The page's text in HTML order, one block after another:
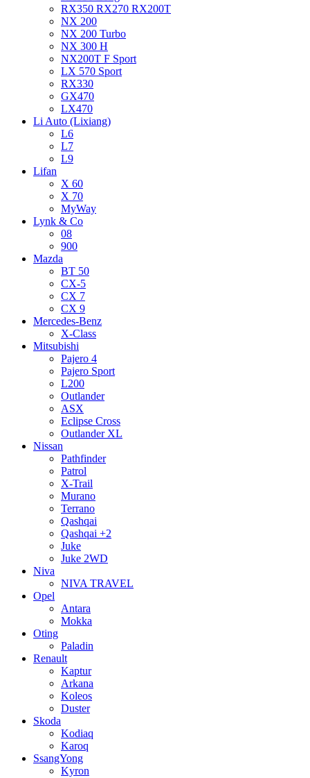
RX350 RX270 RX200T
NX 200
NX 200 Turbo
NX 300 H
NX200T F Sport
LX 570 Sport
RX330
GX470
LX470
Li Auto (Lixiang)
L6
L7
L9
Lifan
X 60
X 70
MyWay
Lynk & Co
08
900
Mazda
BT 50
CX-5
CX 7
CX 9
Mercedes-Benz
X-Class
Mitsubishi
Pajero 4
Pajero Sport
L200
Outlander
ASX
Eclipse Cross
Outlander XL
Nissan
Pathfinder
Patrol
X-Trail
Murano
Terrano
Qashqai
Qashqai +2
Juke
Juke 2WD
Niva
NIVA TRAVEL
Opel
Antara
Mokka
Oting
Paladin
Renault
Kaptur
Arkana
Koleos
Duster
Skoda
Kodiaq
Karoq
SsangYong
Kyron